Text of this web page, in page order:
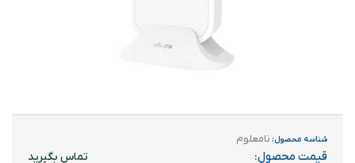
شناسه محصول: نامعلوم
قیمت محصول: